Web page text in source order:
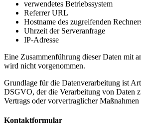
verwendetes Betriebssystem
Referrer URL
Hostname des zugreifenden
Uhrzeit der Serveranfrage
IP-Adresse
Eine Zusammenführung dieser Daten mit
wird nicht vorgenommen.
Grundlage für die Datenverarbeitung ist
DSGVO, der die Verarbeitung von Daten
Vertrags oder vorvertraglicher Maßnahmen
Kontaktformular